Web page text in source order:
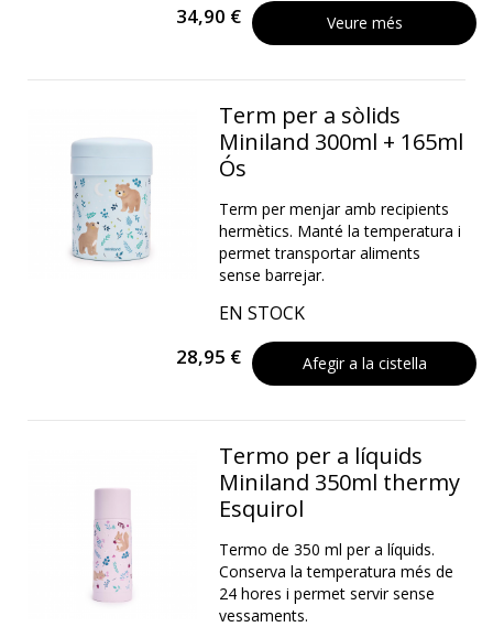
34,90 € Veure més
Term per a sòlids
Miniland 300ml + 165ml
Ós
Term per menjar amb recipients
hermètics. Manté la temperatura i
permet transportar aliments
sense barrejar.
EN STOCK
28,95 € Afegir a la cistella
Termo per a líquids
Miniland 350ml thermy
Esquirol
Termo de 350 ml per a líquids.
Conserva la temperatura més de
24 hores i permet servir sense
vessaments.